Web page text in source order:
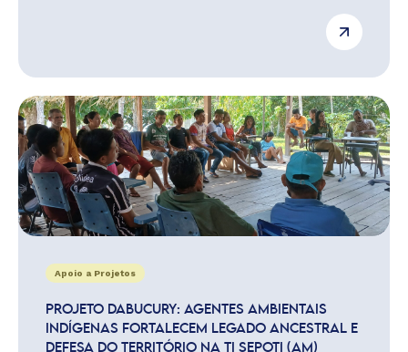
Apoio a Projetos
PROJETO DABUCURY: AGENTES AMBIENTAIS
INDÍGENAS FORTALECEM LEGADO ANCESTRAL E
DEFESA DO TERRITÓRIO NA TI SEPOTI (AM)